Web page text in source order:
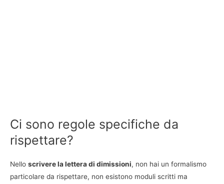
Ci sono regole specifiche da
rispettare?
Nello scrivere la lettera di dimissioni, non hai un formalismo
particolare da rispettare, non esistono moduli scritti ma